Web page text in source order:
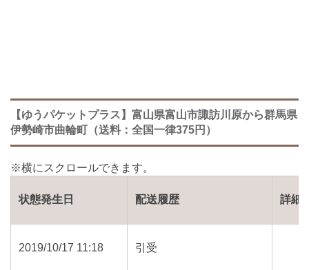
【ゆうパケットプラス】富山県富山市諏訪川原から群馬県
伊勢崎市曲輪町（送料：全国一律375円）
状態発生日 配送履歴 詳細
2019/10/17 11:18 引受